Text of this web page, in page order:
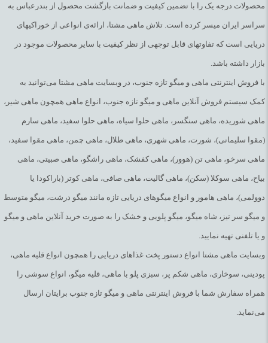
محصولات درجه یک را با تضمین کیفیت و ضمانت بازگشت محصول از بندرعباس به
سراسر ایران میسر کرده است. تلاش ماهی مشتا، ارائه‌ی انواعی از خوراکیهای
دریایی است که تفاوتهای قابل توجهی از نظر کیفیت با سایر محصولات موجود در
بازار داشته باشد.
با فروش اینترنتی ماهی و میگو تازه جنوب، در وبسایت ماهی مشتا می‌توانید به
کمک سیستم فروش آنلاین ماهی و میگو تازه جنوب، انواع ماهی همچون ماهی شیر،
ماهی شوریده، ماهی سنگسر، ماهی حلوا سیاه، ماهی حلوا سفید، ماهی سارم
(مقوا سلیمانی)، شورت، ماهی شهری، ماهی طلال، ماهی چمن، ماهی مقوا سفید،
ماهی سرخو، ماهی تن (هوور)، ماهی کفشک، ماهی راشگو، ماهی صبیتی، ماهی
بیاح، ماهی سوکلا (سکن)، ماهی گالیت، ماهی صافی، ماهی کوتر (باراکودا یا
دوولمی)، ماهی هامور و انواع میگوهای دریایی تازه مانند میگو درشت، میگو متوسط
و میگو سر تیز، شاه میگو، میگو پلویی و خشک را به صورت خرید آنلاین ماهی و میگو
و یا تلفنی تهیه نمایید.
وبسایت ماهی مشتا انواع دستور پخت غذاهای دریایی را همچون انواع قلیه ماهی،
پودینی، سوخاری، ماهی شکم پر، سبزی پلو با ماهی، قلیه میگو، انواع سوشی را
همراه سفارش شما با فروش اینترنتی ماهی و میگو تازه جنوب برایتان ارسال
می‌نماید.